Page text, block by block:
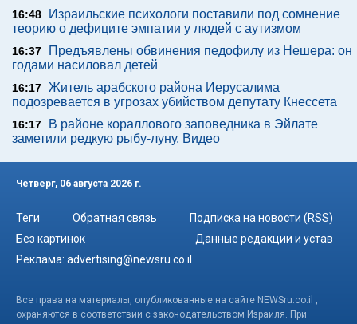
16:48
Израильские психологи поставили под сомнение
теорию о дефиците эмпатии у людей с аутизмом
16:37
Предъявлены обвинения педофилу из Нешера: он
годами насиловал детей
16:17 Житель арабского района Иерусалима
подозревается в угрозах убийством депутату Кнессета
16:17
В районе кораллового заповедника в Эйлате
заметили редкую рыбу-луну. Видео
Четверг, 06 августа 2026 г.
Теги Обратная связь
Подписка на новости (RSS)
Без картинок
Данные редакции и устав
Реклама: advertising@newsru.co.il
Все права на материалы, опубликованные на сайте NEWSru.co.il ,
охраняются в соответствии с законодательством Израиля. При